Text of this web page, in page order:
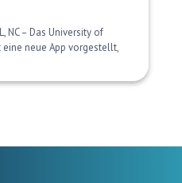
NC – Das University of
neue App vorgestellt,